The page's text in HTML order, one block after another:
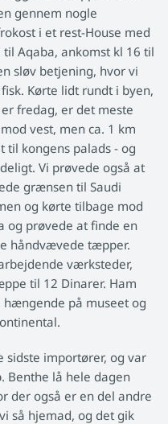
gennem nogle
i et rest-House med
Aqaba, ankomst kl 16 til
sløv betjening, hvor vi
Kørte lidt rundt i byen,
fredag, er det meste
vest, men ca. 1 km
kongens palads - og
Vi prøvede også at
grænsen til Saudi
og kørte tilbage mod
og prøvede at finde en
håndvævede tæpper.
værksteder,
til 12 Dinarer. Ham
på museet og
sidste importører, og var
Benthe lå hele dagen
der også er en del andre
så hjemad, og det gik